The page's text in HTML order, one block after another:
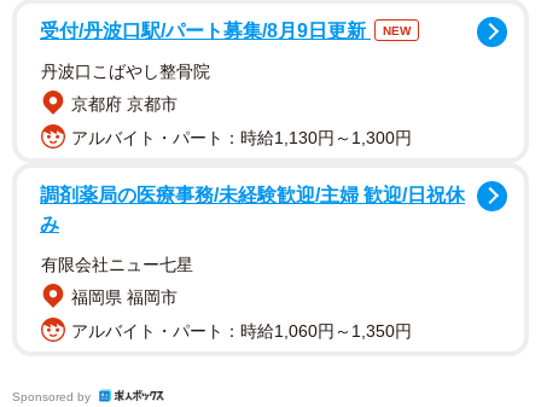
「宇治茶」ブランドが観光資源でもある京都府内の茶産地
では、価格低下や生産農家の高齢化による産業衰退への危
機感がある。「茶レンジャー」は、産業振興の取り組みの
一環として各地でそれぞれ独自に発案された。
静岡県富士市では生産から販売まで行う茶農家らが集ま
り、「お茶屋戦隊茶レンジャー」を結成。急須で茶を入れ
る習慣を広めようと、小学校で煎茶の入れ方の出前授業を
２０１３年から続ける。結成時のメンバーの山田典彦さん
（４４）は「覚えやすさと、子どもたちに身近に感じてほ
けたコスチュームを着る。市内の半数以上の学校に出向
受付/丹波口駅/パート募集/8月9日更新 NEW
丹波口こばやし整骨院
京都府 京都市
アルバイト・パート：時給1,130円～1,300円
調剤薬局の医療事務/未経験歓迎/主婦 歓迎/日祝休
み
有限会社ニュー七星
福岡県 福岡市
アルバイト・パート：時給1,060円～1,350円
Sponsored by